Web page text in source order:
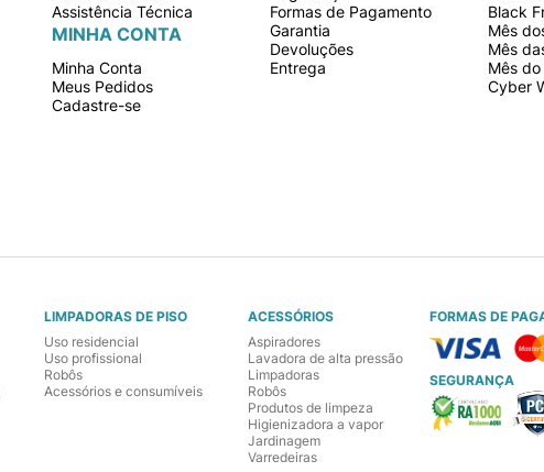
Assistência Técnica
MINHA CONTA
Minha Conta
Meus Pedidos
Cadastre-se
Formas de Pagamento
Garantia
Devoluções
Entrega
Black
Mês
Mês
Mês
Cyber
LIMPADORAS DE PISO
Uso residencial
Uso profissional
Robôs
Acessórios e consumíveis
ACESSÓRIOS
Aspiradores
Lavadora de alta pressão
Limpadoras
Robôs
Produtos de limpeza
Higienizadora a vapor
Jardinagem
Varredeiras
FORMAS DE
SEGURANÇA